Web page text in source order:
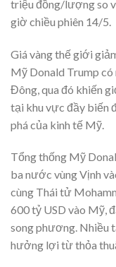
triệu đồng/lượng so
giờ chiều phiên 14/5.
Giá vàng thế giới
Mỹ Donald Trump
Đông, qua đó khiến
tại khu vực đầy biến
phá của kinh tế Mỹ.
Tổng thống Mỹ
ba nước vùng Vịnh
cùng Thái tử
600 tỷ USD vào Mỹ,
song phương. Nhiều
hưởng lợi từ thỏa